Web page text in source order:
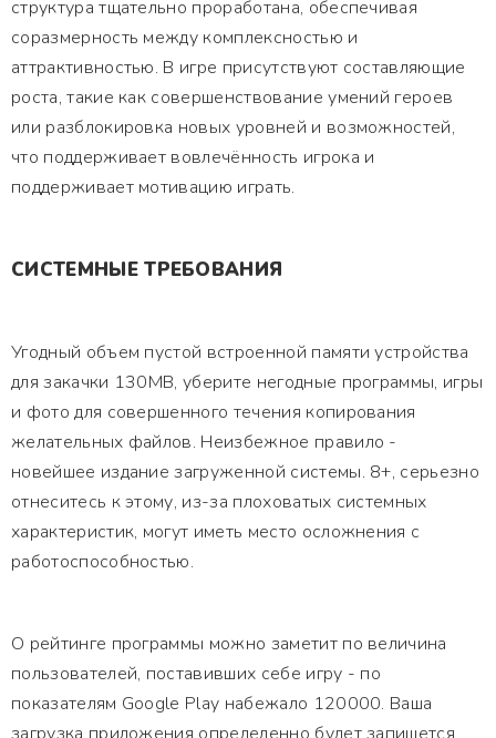
структура тщательно проработана, обеспечивая
соразмерность между комплексностью и
аттрактивностью. В игре присутствуют составляющие
роста, такие как совершенствование умений героев
или разблокировка новых уровней и возможностей,
что поддерживает вовлечённость игрока и
поддерживает мотивацию играть.
СИСТЕМНЫЕ ТРЕБОВАНИЯ
Угодный объем пустой встроенной памяти устройства
для закачки 130MB, уберите негодные программы, игры
и фото для совершенного течения копирования
желательных файлов. Неизбежное правило -
новейшее издание загруженной системы. 8+, серьезно
отнеситесь к этому, из-за плоховатых системных
характеристик, могут иметь место осложнения с
работоспособностью.
О рейтинге программы можно заметит по величина
пользователей, поставивших себе игру - по
показателям Google Play набежало 120000. Ваша